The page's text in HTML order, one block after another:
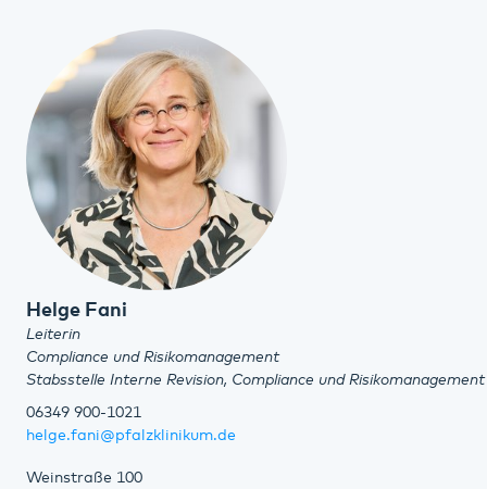
Helge Fani
Leiterin
Compliance und Risikomanagement
Stabsstelle Interne Revision, Compliance und Risikomanagement
06349 900-1021
helge.fani@pfalzklinikum.de
Weinstraße 100